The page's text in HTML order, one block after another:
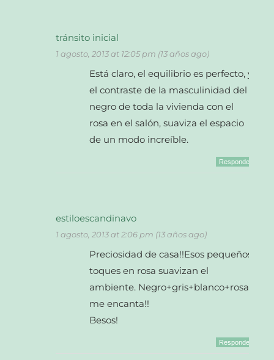
tránsito inicial
1 agosto, 2013 at 12:05 pm (13 años ago)
Está claro, el equilibrio es perfecto, y
el contraste de la masculinidad del
negro de toda la vivienda con el
rosa en el salón, suaviza el espacio
de un modo increíble.
Responder
estiloescandinavo
1 agosto, 2013 at 2:06 pm (13 años ago)
Preciosidad de casa!!Esos pequeños
toques en rosa suavizan el
ambiente. Negro+gris+blanco+rosa,
me encanta!!
Besos!
Responder